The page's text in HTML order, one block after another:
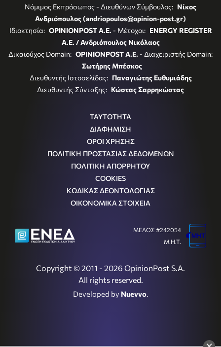
Νόμιμος Εκπρόσωπος - Διευθύνων Σύμβουλος: Νίκος
Ανδριόπουλος (andriopoulos@opinion-post.gr)
Ιδιοκτησία: OPINIONPOST A.E. - Μέτοχοι: ENERGY REGISTER
Α.Ε. / Ανδριόπουλος Νικόλαος
Δικαιούχος Domain: OPINIONPOST A.E. - Διαχειριστής Domain:
Σωτήρης Μπέσκος
Διευθυντής Ιστοσελίδας: Παναγιώτης Ευθυμιάδης
Διευθυντής Σύνταξης: Κώστας Σαρρηκώστας
ΤΑΥΤΟΤΗΤΑ
ΔΙΑΦΗΜΙΣΗ
ΟΡΟΙ ΧΡΗΣΗΣ
ΠΟΛΙΤΙΚΗ ΠΡΟΣΤΑΣΙΑΣ ΔΕΔΟΜΕΝΩΝ
ΠΟΛΙΤΙΚΗ ΑΠΟΡΡΗΤΟΥ
COOKIES
ΚΩΔΙΚΑΣ ΔΕΟΝΤΟΛΟΓΙΑΣ
ΟΙΚΟΝΟΜΙΚΑ ΣΤΟΙΧΕΙΑ
Copyright © 2011 - 2026 OpinionPost S.A.
All rights reserved.
Developed by Nuevvo.
ΜΕΛΟΣ #242054
Μ.Η.Τ.